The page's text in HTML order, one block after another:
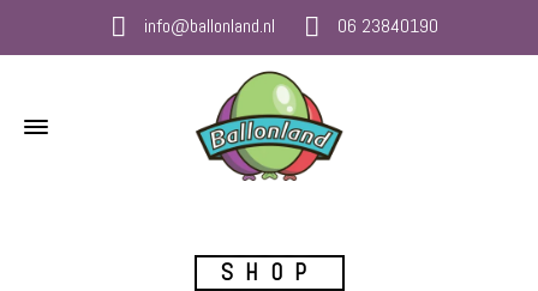
info@ballonland.nl 06 23840190
SHOP